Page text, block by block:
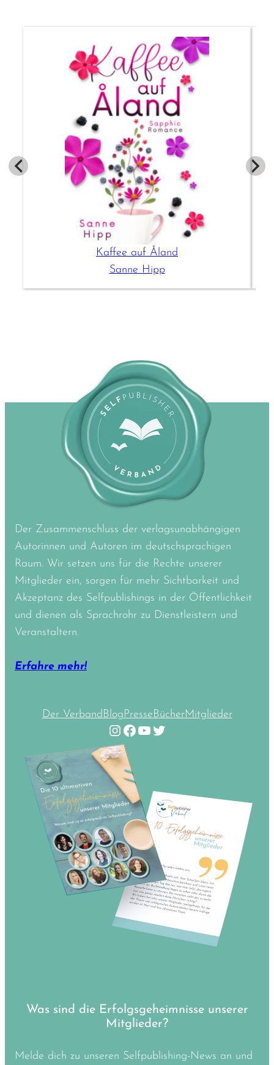
Kaffee auf Åland
Sanne Hipp
Der Zusammenschluss der verlagsunabhängigen
Autorinnen und Autoren im deutschsprachigen
Raum. Wir setzen uns für die Rechte unserer
Mitglieder ein, sorgen für mehr Sichtbarkeit und
Akzeptanz des Selfpublishings in der Öffentlichkeit
und dienen als Sprachrohr zu Dienstleistern und
Veranstaltern.
Erfahre mehr!
Der VerbandBlogPresseBücherMitglieder
Instagram Facebook YouTube Twitter
Was sind die Erfolgsgeheimnisse unserer
Mitglieder?
Melde dich zu unseren Selfpublishing-News an und